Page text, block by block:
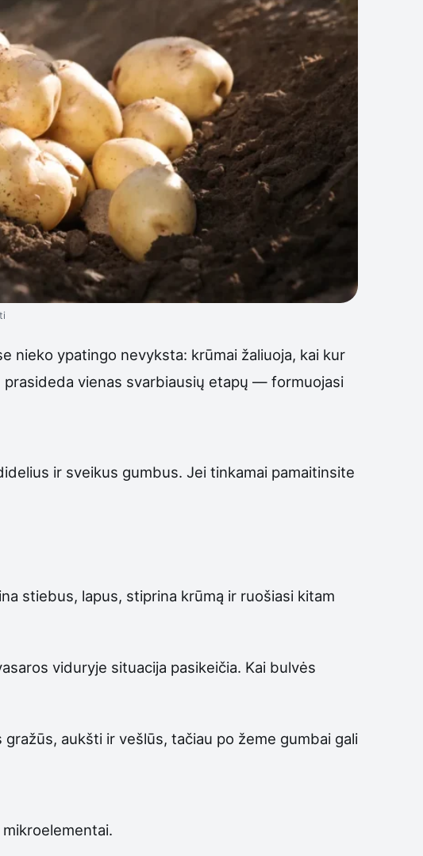
nieko ypatingo nevyksta: krūmai žaliuoja, kai kur
prasideda vienas svarbiausių etapų — formuojasi
ir sveikus gumbus. Jei tinkamai pamaitinsite
stiebus, lapus, stiprina krūmą ir ruošiasi kitam
viduryje situacija pasikeičia. Kai bulvės
aukšti ir vešlūs, tačiau po žeme gumbai gali